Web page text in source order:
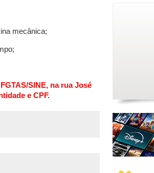
mecânica;
SINE, na rua José
e CPF.